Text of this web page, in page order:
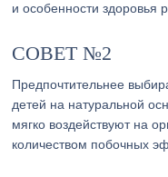
и особенности здоровья
СОВЕТ №2
Предпочтительнее
детей на натуральной
мягко воздействуют на
количеством побочных